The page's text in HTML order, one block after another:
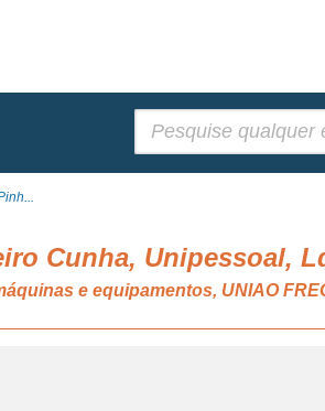
Cunha, Unipessoal,
e equipamentos, UNIAO